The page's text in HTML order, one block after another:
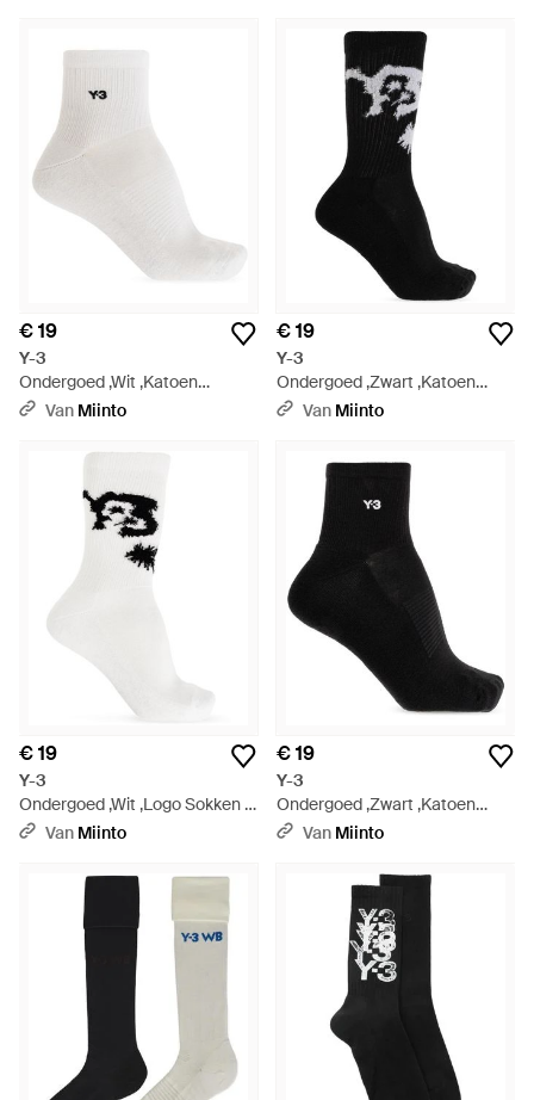
€ 19
Y-3
Ondergoed ,Wit ,Katoen
Klassieke Lage Sokken - Wit
Van Miinto
€ 19
Y-3
Ondergoed ,Zwart ,Katoen
Logo Sokken - Zwart
Van Miinto
€ 19
Y-3
Ondergoed ,Wit ,Logo Sokken -
Wit Van Miinto
€ 19
Y-3
Ondergoed ,Zwart ,Katoen
Classic Low Socks - Zwart
Van Miinto